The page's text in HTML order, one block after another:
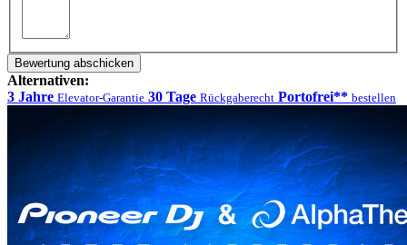
Bewertung abschicken
Alternativen:
3 Jahre Elevator-Garantie 30 Tage Rückgaberecht Portofrei** bestellen